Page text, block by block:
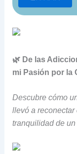
🌿 De las
mi Pasión por la
Descubre cómo
llevó a
tranquilidad de